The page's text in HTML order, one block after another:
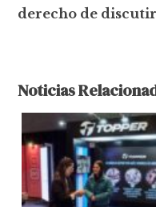
derecho de
Noticias